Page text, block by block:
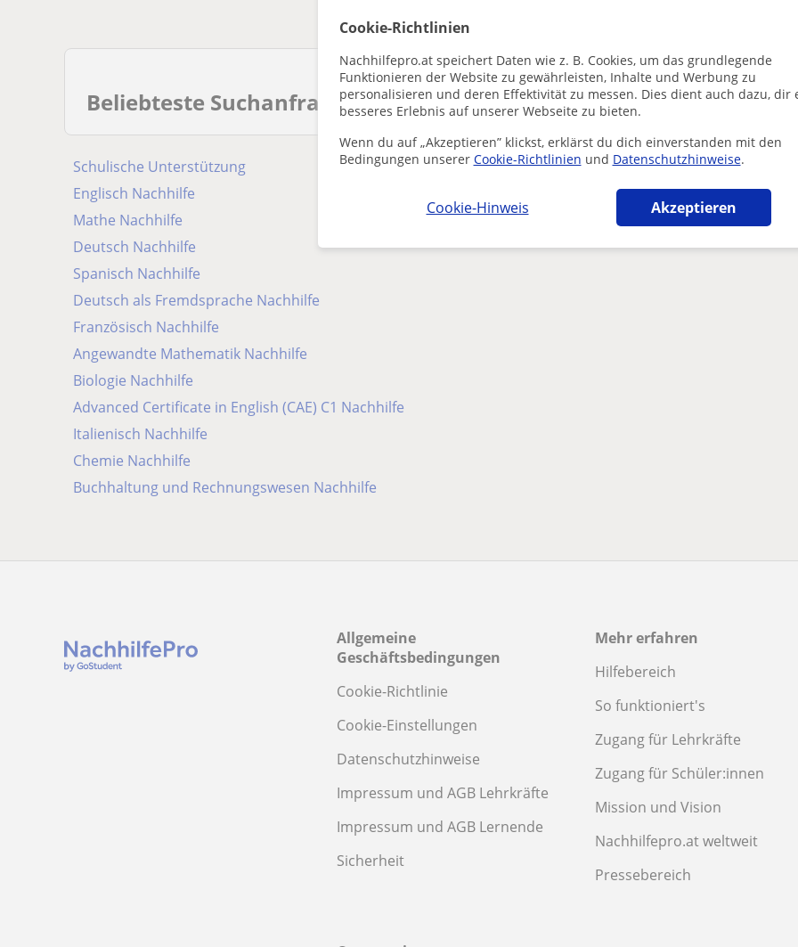
Cookie-Richtlinien
Nachhilfepro.at speichert Daten wie z. B. Cookies, um das grundlegende
Funktionieren der Website zu gewährleisten, Inhalte und Werbung zu
personalisieren und deren Effektivität zu messen. Dies dient auch dazu, dir
besseres Erlebnis auf unserer Webseite zu bieten.
Wenn du auf „Akzeptieren” klickst, erklärst du dich einverstanden mit den
Bedingungen unserer Cookie-Richtlinien und Datenschutzhinweise.
Cookie-Hinweis Akzeptieren
Beliebteste Suchanfragen
Schulische Unterstützung
Englisch Nachhilfe
Mathe Nachhilfe
Deutsch Nachhilfe
Spanisch Nachhilfe
Deutsch als Fremdsprache Nachhilfe
Französisch Nachhilfe
Angewandte Mathematik Nachhilfe
Biologie Nachhilfe
Advanced Certificate in English (CAE) C1 Nachhilfe
Italienisch Nachhilfe
Chemie Nachhilfe
Buchhaltung und Rechnungswesen Nachhilfe
Allgemeine
Geschäftsbedingungen
Cookie-Richtlinie
Cookie-Einstellungen
Datenschutzhinweise
Impressum und AGB Lehrkräfte
Impressum und AGB Lernende
Sicherheit
Mehr erfahren
Hilfebereich
So funktioniert's
Zugang für Lehrkräfte
Zugang für Schüler:innen
Mission und Vision
Nachhilfepro.at weltweit
Pressebereich